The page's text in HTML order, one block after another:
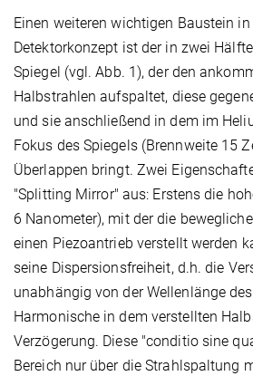
Einen weiteren wichtigen Baustein
Detektorkonzept ist der in zwei
Spiegel (vgl. Abb. 1), der den
Halbstrahlen aufspaltet, diese
und sie anschließend in dem im
Fokus des Spiegels (Brennweite 15
Überlappen bringt. Zwei
"Splitting Mirror" aus: Erstens die
6 Nanometer), mit der die
einen Piezoantrieb verstellt werden
seine Dispersionsfreiheit, d.h. die
unabhängig von der Wellenlänge
Harmonische in dem verstellten
Verzögerung. Diese "conditio sine
Bereich nur über die Strahlspaltung